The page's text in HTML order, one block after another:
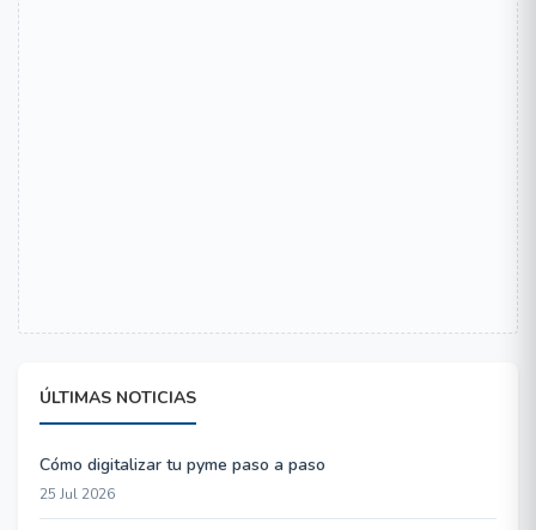
ÚLTIMAS NOTICIAS
Cómo digitalizar tu pyme paso a paso
25 Jul 2026